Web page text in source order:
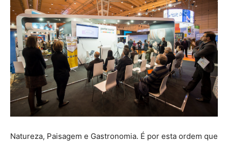
Natureza, Paisagem e Gastronomia. É por esta ordem que